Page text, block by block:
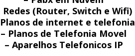
Redes (Router, Switch e Wifi)
de internet e telefonia
– Planos de Telefonia Movel
– Aparelhos Telefonicos IP